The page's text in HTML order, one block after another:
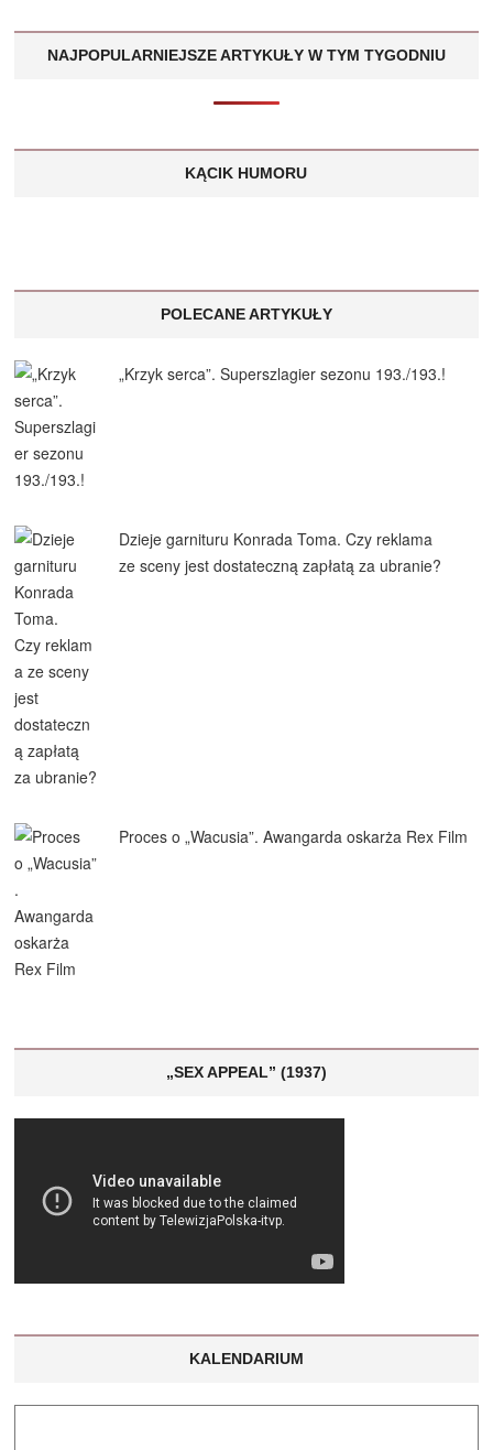
NAJPOPULARNIEJSZE ARTYKUŁY W TYM TYGODNIU
KĄCIK HUMORU
POLECANE ARTYKUŁY
„Krzyk serca”. Superszlagier sezonu 193./193.!
Dzieje garnituru Konrada Toma. Czy reklama
ze sceny jest dostateczną zapłatą za ubranie?
Proces o „Wacusia”. Awangarda oskarża Rex Film
„SEX APPEAL” (1937)
KALENDARIUM